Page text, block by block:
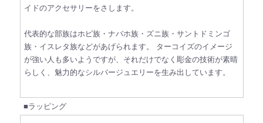
イドのアクセサリーをさします。
代表的な部族はホピ族・ナバホ族・ズニ族・サントドミンゴ
族・イスレタ族などがあげられます。
ターコイズのイメージ
が強い人も多いようですが、それだけでなく彫金の技術が素晴
らしく、魅力的なシルバージュエリーを生み出しています。
■ラッピング